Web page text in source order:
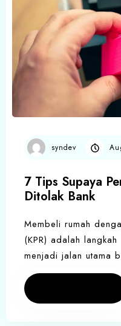
syndev
7 Tips Supaya
Ditolak Bank
Membeli rumah
(KPR) adalah
menjadi jalan utama